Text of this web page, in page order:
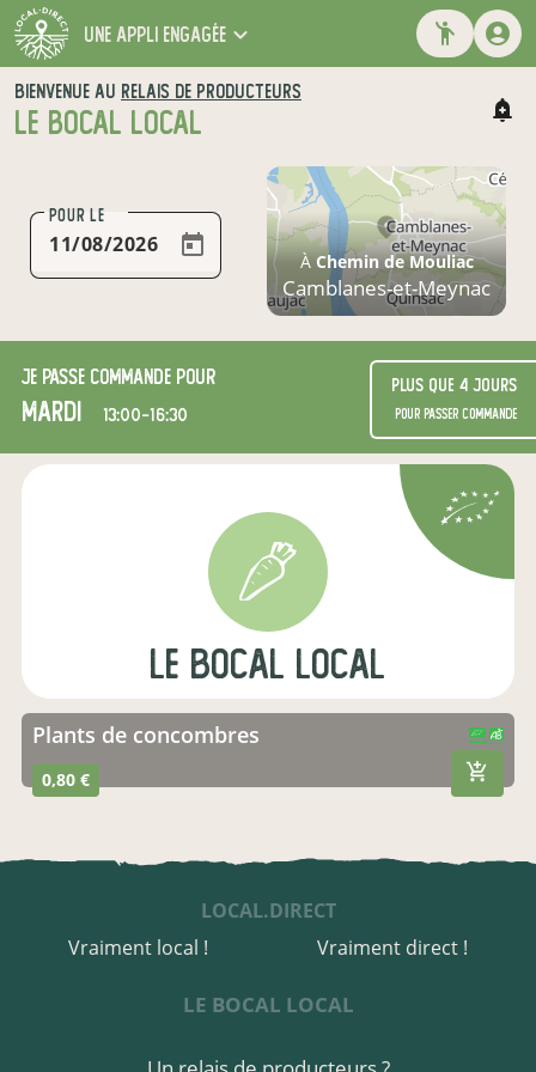
une appli engagée
BIENVENUE AU RELAIS DE PRODUCTEURS
LE BOCAL LOCAL
POUR LE
À Chemin de Mouliac
Camblanes-et-Meynac
Je passe commande pour
mardi 13:00-16:30
Plus que 4 jours
pour passer commande
le bocal local
plants de concombres
0,80 €
LOCAL.DIRECT
Vraiment local !
Vraiment direct !
LE BOCAL LOCAL